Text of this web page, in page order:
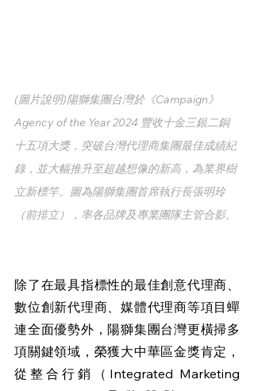
(圖片說明)陽獅集團台灣於《Campaign》
Agency of the Year 2024 豐收十金三銀二銅
十五項大獎，突破台灣代理商集團最佳成績紀
錄，並大幅推升至超越想像的新高，為業界樹
立新標竿。圖為陽獅集團首席執行長張明玲
（前排立），率各品牌及專業團隊主管合影。
除了在最具指標性的最佳創意代理商、
數位創新代理商、媒體代理商等項目蟬
連全面優勢外，陽獅集團台灣更橫掃多
項關鍵領域，榮獲大中華區金獎肯定，
從整合行銷（Integrated Marketing